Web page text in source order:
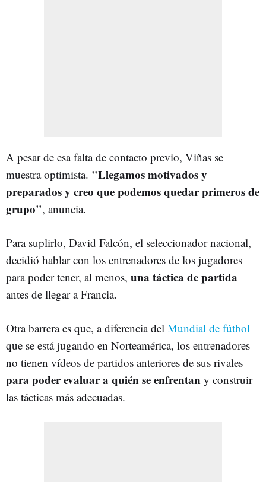
A pesar de esa falta de contacto previo, Viñas se
muestra optimista. "Llegamos motivados y
preparados y creo que podemos quedar primeros de
grupo", anuncia.
Para suplirlo, David Falcón, el seleccionador nacional,
decidió hablar con los entrenadores de los jugadores
para poder tener, al menos, una táctica de partida
antes de llegar a Francia.
Otra barrera es que, a diferencia del Mundial de fútbol
que se está jugando en Norteamérica, los entrenadores
no tienen vídeos de partidos anteriores de sus rivales
para poder evaluar a quién se enfrentan y construir
las tácticas más adecuadas.